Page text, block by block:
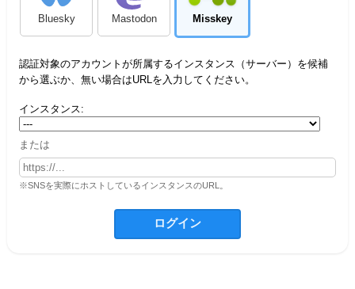
Bluesky Mastodon Misskey
認証対象のアカウントが所属するインスタンス（サーバー）を候補
から選ぶか、無い場合はURLを入力してください。
インスタンス:
または
※SNSを実際にホストしているインスタンスのURL。